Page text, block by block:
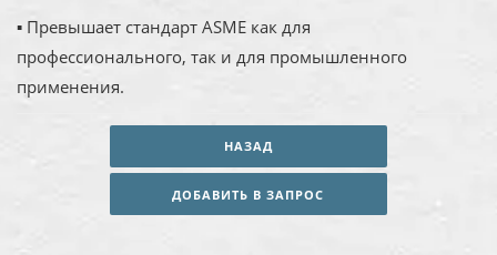
▪ Превышает стандарт ASME как для
профессионального, так и для промышленного
применения.
НАЗАД
ДОБАВИТЬ В ЗАПРОС